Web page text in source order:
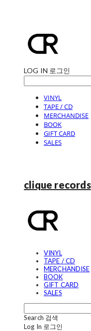
LOG IN 로그인
VINYL
TAPE / CD
MERCHANDISE
BOOK
GIFT CARD
SALES
clique records
VINYL
TAPE / CD
MERCHANDISE
BOOK
GIFT CARD
SALES
Search 검색
Log In 로그인